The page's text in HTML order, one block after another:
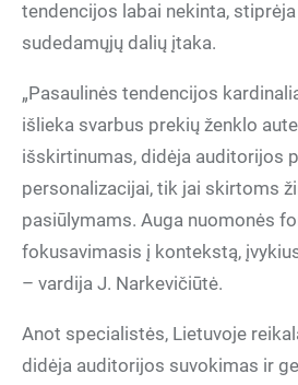
tendencijos labai nekinta,
sudedamųjų dalių įtaka.
„Pasaulinės tendencijos
išlieka svarbus prekių ženklo
išskirtinumas, didėja auditorijos
personalizacijai, tik jai skirtoms
pasiūlymams. Auga nuomonės
fokusavimasis į kontekstą,
– vardija J. Narkevičiūtė.
Anot specialistės, Lietuvoje
didėja auditorijos suvokimas ir